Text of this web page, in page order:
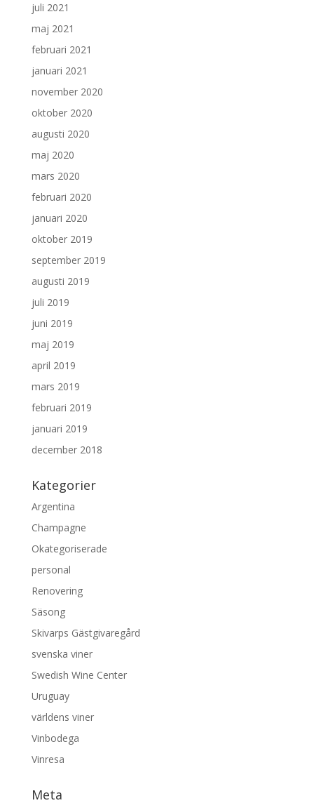
juli 2021
maj 2021
februari 2021
januari 2021
november 2020
oktober 2020
augusti 2020
maj 2020
mars 2020
februari 2020
januari 2020
oktober 2019
september 2019
augusti 2019
juli 2019
juni 2019
maj 2019
april 2019
mars 2019
februari 2019
januari 2019
december 2018
Kategorier
Argentina
Champagne
Okategoriserade
personal
Renovering
Säsong
Skivarps Gästgivaregård
svenska viner
Swedish Wine Center
Uruguay
världens viner
Vinbodega
Vinresa
Meta